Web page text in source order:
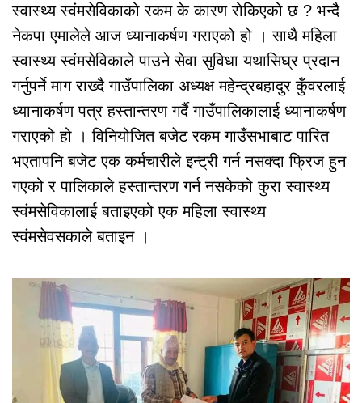
स्वास्थ्य स्वंमसेविकाको रकम के कारण रोकिएको छ ? भन्दै
नेकपा एमालेले आज ध्यानाकर्षण गराएको हो । साथै महिला
स्वास्थ्य स्वंमसेविकाले पाउने सेवा सुविधा यथासिघ्र प्रदान
गर्नुपर्ने माग राख्दै गाउँपालिका अध्यक्ष महेन्द्रबहादुर कुँवरलाई
ध्यानाकर्षण पत्र हस्तान्तरण गर्दै गाउँपालिकालाई ध्यानाकर्षण
गराएको हो । विनियोजित बजेट रकम गाउँसभाबाट पारित
भएतापनि बजेट एक कर्मचारीले इन्ट्री गर्न नसक्दा फ्रिज हुन
गएको र पालिकाले हस्तान्तरण गर्न नसकेको कुरा स्वास्थ्य
स्वंमसेविकालाई बताइएको एक महिला स्वास्थ्य
स्वंमसेवसकाले बताइन ।